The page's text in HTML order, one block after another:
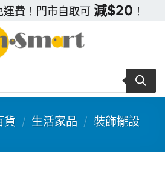
運費！門市自取可 減$20 ！
貨 / 生活家品 / 裝飾擺設